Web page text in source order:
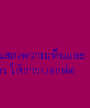
ดงความเห็นและ
ให้การบอกต่อ